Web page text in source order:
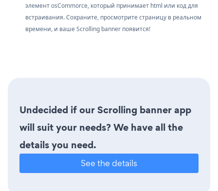
элемент osCommorce, который принимает html или код для
встраивания. Сохраните, просмотрите страницу в реальном
времени, и ваше Scrolling banner появится!
Undecided if our Scrolling banner app
will suit your needs? We have all the
details you need.
See the details